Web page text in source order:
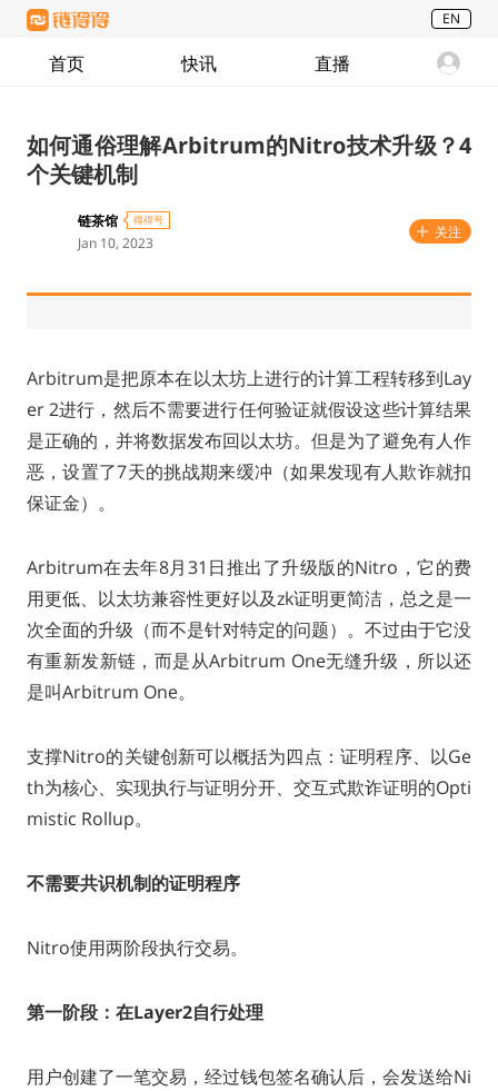
EN
首页 快讯 直播
如何通俗理解Arbitrum的Nitro技术升级？4
个关键机制
链茶馆 得得号
Jan 10, 2023
关注
Arbitrum是把原本在以太坊上进行的计算工程转移到Lay
er 2进行，然后不需要进行任何验证就假设这些计算结果
是正确的，并将数据发布回以太坊。但是为了避免有人作
恶，设置了7天的挑战期来缓冲（如果发现有人欺诈就扣
保证金）。
Arbitrum在去年8月31日推出了升级版的Nitro，它的费
用更低、以太坊兼容性更好以及zk证明更简洁，总之是一
次全面的升级（而不是针对特定的问题）。不过由于它没
有重新发新链，而是从Arbitrum One无缝升级，所以还
是叫Arbitrum One。
支撑Nitro的关键创新可以概括为四点：证明程序、以Ge
th为核心、实现执行与证明分开、交互式欺诈证明的Opti
mistic Rollup。
不需要共识机制的证明程序
Nitro使用两阶段执行交易。
第一阶段：在Layer2自行处理
用户创建了一笔交易，经过钱包签名确认后，会发送给Ni